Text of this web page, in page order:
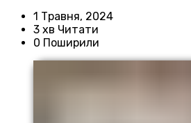
1 Травня, 2024
3 хв Читати
0 Поширили